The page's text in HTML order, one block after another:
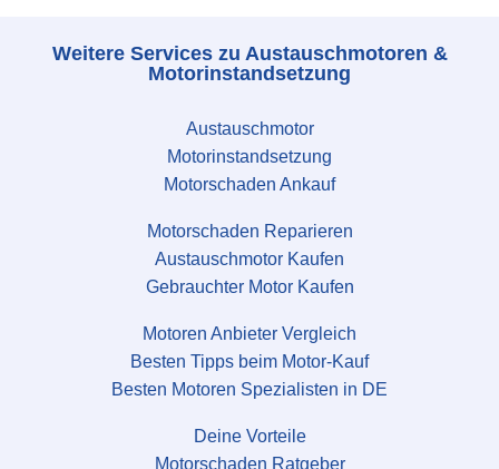
Weitere Services zu Austauschmotoren &
Motorinstandsetzung
Austauschmotor
Motorinstandsetzung
Motorschaden Ankauf
Motorschaden Reparieren
Austauschmotor Kaufen
Gebrauchter Motor Kaufen
Motoren Anbieter Vergleich
Besten Tipps beim Motor-Kauf
Besten Motoren Spezialisten in DE
Deine Vorteile
Motorschaden Ratgeber